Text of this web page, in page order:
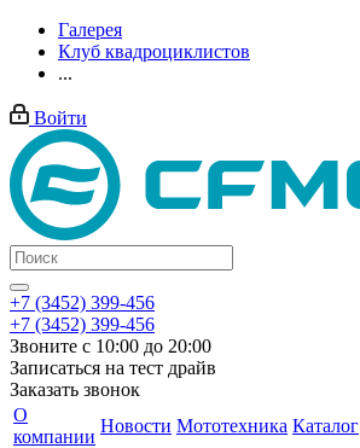
Галерея
Клуб квадроциклистов
...
Войти
+7 (3452) 399-456
+7 (3452) 399-456
Звоните с 10:00 до 20:00
Записаться на тест драйв
Заказать звонок
О
компании
Новости Мототехника Каталог